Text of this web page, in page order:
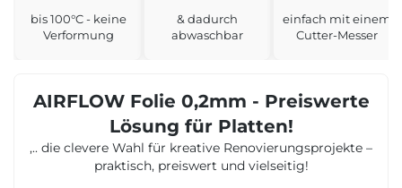
bis 100°C - keine
Verformung
& dadurch
abwaschbar
einfach mit einem
Cutter-Messer
AIRFLOW Folie 0,2mm - Preiswerte
Lösung für Platten!
,.. die clevere Wahl für kreative Renovierungsprojekte –
praktisch, preiswert und vielseitig!